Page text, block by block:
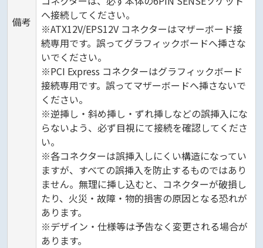
備考
へ接続してください。
※ATX12V/EPS12V コネクターはマザーボード接
続専用です。誤ってグラフィックボードへ挿さな
いでください。
※PCI Express コネクターはグラフィックボード
接続専用です。誤ってマザーボードへ挿さないで
ください。
※逆挿し・斜め挿し・ずれ挿しなどの誤挿入にな
らないよう、必ず目視にて接続を確認してくださ
い。
※各コネクターは誤挿入しにくい構造になってい
ますが、すべての誤挿入を防止するものではあり
ません。無理に挿し込むと、コネクターが破損し
たり、火災・故障・物的損害の原因となる恐れが
あります。
※デザイン・仕様等は予告なく変更される場合が
あります。